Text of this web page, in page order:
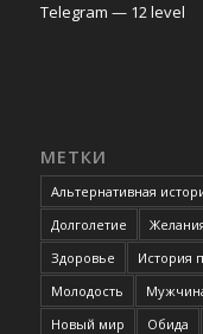
Telegram — 12 level
МЕТКИ
Альтернативная
Долголетие
Здоровье
История
Молодость
Новый мир
Обида